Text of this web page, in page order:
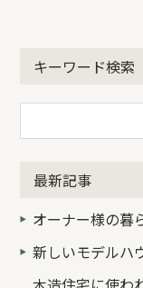
かいないとか…
いろいろと世の
いうと、不動産登
その他では、特
では、ヘルメッ
し、 自転車の乗り
キーワード検索
最新記事
オーナー様の暮
新しいモデルハ